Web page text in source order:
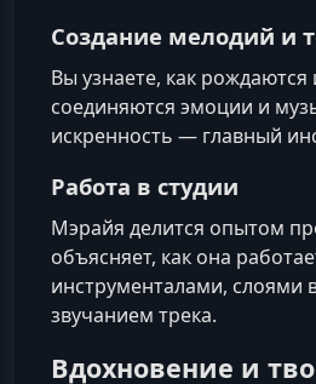
Создание мелодий и
Вы узнаете, как рождаются
соединяются эмоции и
искренность — главный
Работа в студии
Мэрайя делится опытом
объясняет, как она
инструменталами, слоями
звучанием трека.
Вдохновение и